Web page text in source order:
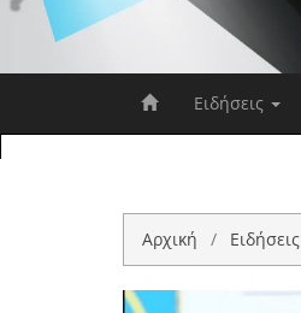
Ειδήσεις
Αρχική Ειδήσεις